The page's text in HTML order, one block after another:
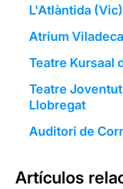
L'Atlàntida (Vic)
Atrium
Teatre Kursaal
Teatre
Llobregat
Auditori de
Artículos